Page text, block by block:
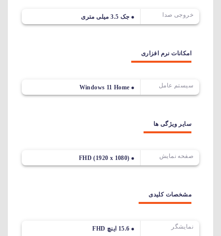
خروجی صدا جک 3.5 میلی متری
امکانات نرم افزاری
سیستم عامل Windows 11 Home
سایر ویژگی ها
صفحه نمایش FHD (1920 x 1080)
مشخصات کلیدی
نمایشگر 15.6 اینچ FHD